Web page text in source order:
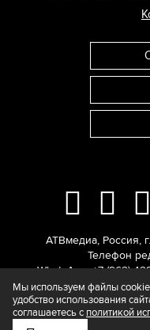
АТВмедиа, Россия,
Телефон
WhatsApp: +7 (962)
© 2017-
Мы используем файлы
удобство использования
соглашаетесь с политикой